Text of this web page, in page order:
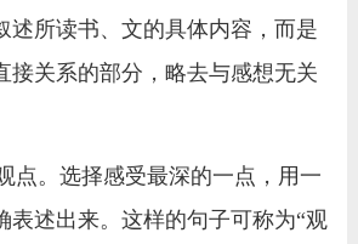
述所读书、文的具体内容，而是
接关系的部分，略去与感想无关
点。选择感受最深的一点，用一
表述出来。这样的句子可称为“观